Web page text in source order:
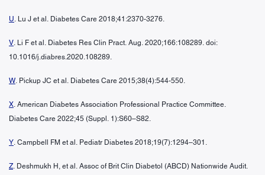
U. Lu J et al. Diabetes Care 2018;41:2370-3276.
V. Li F et al. Diabetes Res Clin Pract. Aug. 2020;166:108289. doi:
10.1016/j.diabres.2020.108289.
W. Pickup JC et al. Diabetes Care 2015;38(4):544-550.
X. American Diabetes Association Professional Practice Committee.
Diabetes Care 2022;45 (Suppl. 1):S60–S82.
Y. Campbell FM et al. Pediatr Diabetes 2018;19(7):1294–301.
Z. Deshmukh H, et al. Assoc of Brit Clin Diabetol (ABCD) Nationwide Audit.